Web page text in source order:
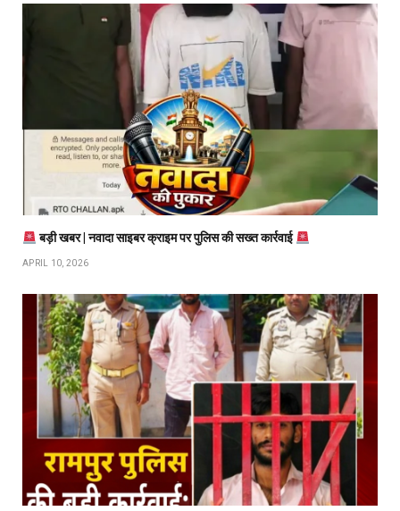
बड़ी खबर | नवादा साइबर क्राइम पर पुलिस की सख्त कार्रवाई
APRIL 10, 2026